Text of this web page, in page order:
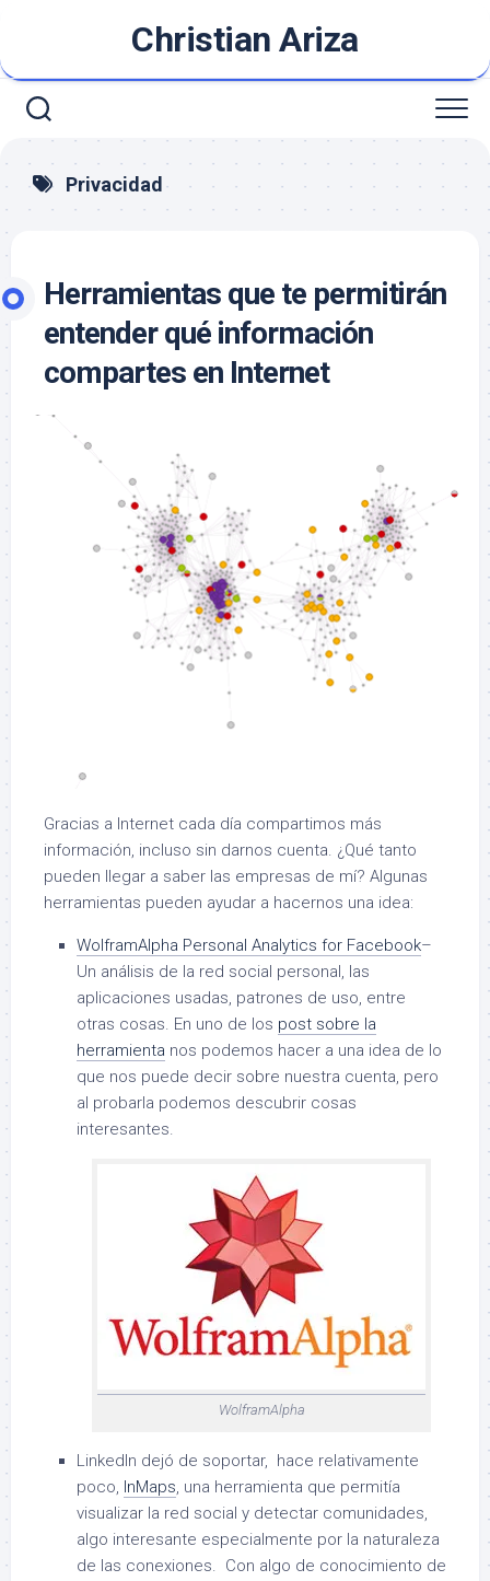
contenido
Christian Ariza
Privacidad
Herramientas que te permitirán
entender qué información
compartes en Internet
Gracias a Internet cada día compartimos más
información, incluso sin darnos cuenta. ¿Qué tanto
pueden llegar a saber las empresas de mí? Algunas
herramientas pueden ayudar a hacernos una idea:
WolframAlpha Personal Analytics for Facebook–
Un análisis de la red social personal, las
aplicaciones usadas, patrones de uso, entre
otras cosas. En uno de los post sobre la
herramienta nos podemos hacer a una idea de lo
que nos puede decir sobre nuestra cuenta, pero
al probarla podemos descubrir cosas
interesantes.
WolframAlpha
LinkedIn dejó de soportar, hace relativamente
poco, InMaps, una herramienta que permitía
visualizar la red social y detectar comunidades,
algo interesante especialmente por la naturaleza
de las conexiones. Con algo de conocimiento de